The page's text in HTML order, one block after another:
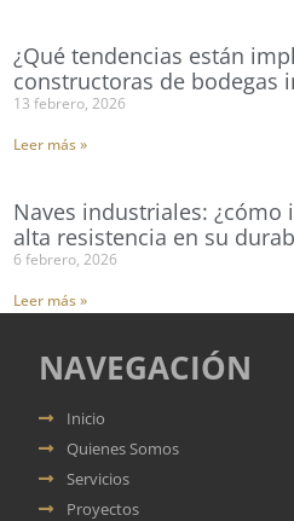
¿Qué tendencias están
constructoras de bodegas
13 febrero, 2026
Leer más »
Naves industriales: ¿cómo
alta resistencia en su
6 febrero, 2026
Leer más »
NAVEGACIÓN
Inicio
Quienes Somos
Servicios
Proyectos